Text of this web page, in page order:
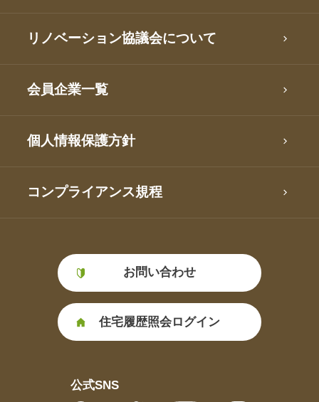
リノベーション協議会について
会員企業一覧
個人情報保護方針
コンプライアンス規程
お問い合わせ
住宅履歴照会ログイン
公式SNS